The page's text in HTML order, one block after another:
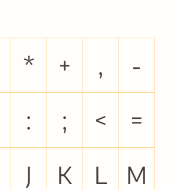
* + ,
-
: ; <
=
J K L
M